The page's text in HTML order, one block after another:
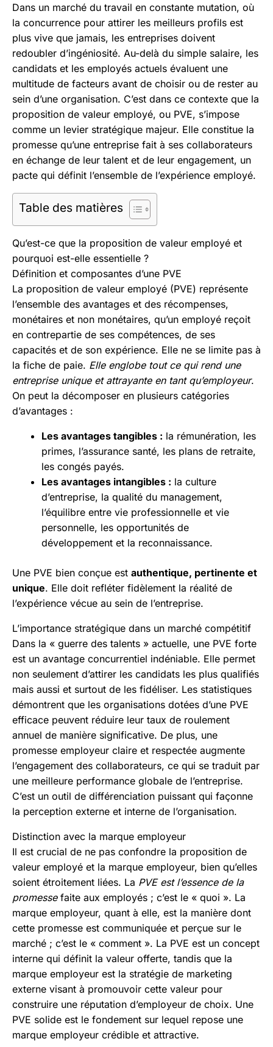
Aller
contenu
Dans un marché du travail en constante mutation, où
la concurrence pour attirer les meilleurs profils est
plus vive que jamais, les entreprises doivent
redoubler d’ingéniosité. Au-delà du simple salaire, les
candidats et les employés actuels évaluent une
multitude de facteurs avant de choisir ou de rester au
sein d’une organisation. C’est dans ce contexte que la
proposition de valeur employé, ou PVE, s’impose
comme un levier stratégique majeur. Elle constitue la
promesse qu’une entreprise fait à ses collaborateurs
en échange de leur talent et de leur engagement, un
pacte qui définit l’ensemble de l’expérience employé.
Table des matières
Qu’est-ce que la proposition de valeur employé et
pourquoi est-elle essentielle ?
Définition et composantes d’une PVE
La proposition de valeur employé (PVE) représente
l’ensemble des avantages et des récompenses,
monétaires et non monétaires, qu’un employé reçoit
en contrepartie de ses compétences, de ses
capacités et de son expérience. Elle ne se limite pas à
la fiche de paie. Elle englobe tout ce qui rend une
entreprise unique et attrayante en tant qu’employeur.
On peut la décomposer en plusieurs catégories
d’avantages :
Les avantages tangibles : la rémunération, les
primes, l’assurance santé, les plans de retraite,
les congés payés.
Les avantages intangibles : la culture
d’entreprise, la qualité du management,
l’équilibre entre vie professionnelle et vie
personnelle, les opportunités de
développement et la reconnaissance.
Une PVE bien conçue est authentique, pertinente et
unique. Elle doit refléter fidèlement la réalité de
l’expérience vécue au sein de l’entreprise.
L’importance stratégique dans un marché compétitif
Dans la « guerre des talents » actuelle, une PVE forte
est un avantage concurrentiel indéniable. Elle permet
non seulement d’attirer les candidats les plus qualifiés
mais aussi et surtout de les fidéliser. Les statistiques
démontrent que les organisations dotées d’une PVE
efficace peuvent réduire leur taux de roulement
annuel de manière significative. De plus, une
promesse employeur claire et respectée augmente
l’engagement des collaborateurs, ce qui se traduit par
une meilleure performance globale de l’entreprise.
C’est un outil de différenciation puissant qui façonne
la perception externe et interne de l’organisation.
Distinction avec la marque employeur
Il est crucial de ne pas confondre la proposition de
valeur employé et la marque employeur, bien qu’elles
soient étroitement liées. La PVE est l’essence de la
promessefaite aux employés ; c’est le « quoi ». La
marque employeur, quant à elle, est la manière dont
cette promesse est communiquée et perçue sur le
marché ; c’est le « comment ». La PVE est un concept
interne qui définit la valeur offerte, tandis que la
marque employeur est la stratégie de marketing
externe visant à promouvoir cette valeur pour
construire une réputation d’employeur de choix. Une
PVE solide est le fondement sur lequel repose une
marque employeur crédible et attractive.